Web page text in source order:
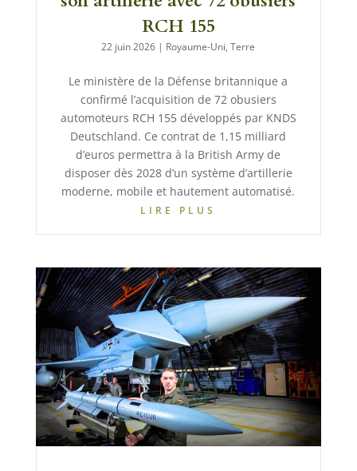
RCH 155
22 juin 2026 | Royaume-Uni,Terre
Le ministère de la Défense britannique a
confirmé l’acquisition de 72 obusiers
automoteurs RCH 155 développés par KNDS
Deutschland. Ce contrat de 1,15 milliard
d’euros permettra à la British Army de
disposer dès 2028 d’un système d’artillerie
moderne, mobile et hautement automatisé.
LIRE PLUS